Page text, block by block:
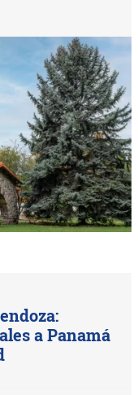
a Panamá